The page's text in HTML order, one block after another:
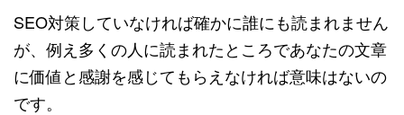
SEO対策していなければ確かに誰にも読まれません
が、例え多くの人に読まれたところであなたの文章
に価値と感謝を感じてもらえなければ意味はないの
です。